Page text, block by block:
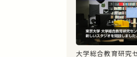
大学総合教育研究